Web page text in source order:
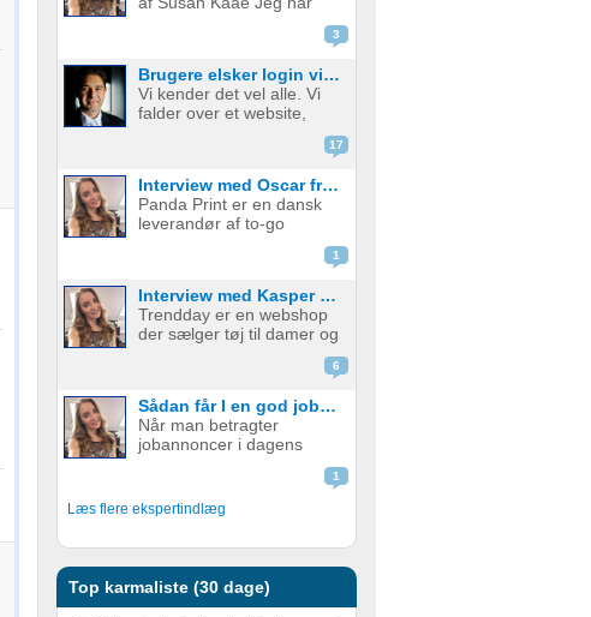
arbejdet med eCommerce
siden 2000 og med online
stillinger med titler som
Chief Product
Officer/CPO, Sales
3
Brugere elsker login via sociale medier
Vi kender det vel alle. Vi
falder over et website,
ved at være der, lige ved
at have gennemført
signup, men hvad nu? Jeg
17
Interview med Oscar fra Panda Print
Panda Print er en dansk
leverandør af to-go
emballage - med og uden
print. Firmaet startede i år
papkrus med tryk, men
har siden udvidet
sortimentet og tilbyder nu
1
Interview med Kasper fra Trendday
Trendday er en webshop
der sælger tøj til damer og
Bag Trendday er de to
unge iværksættere
Camilla og Kasper. I dette
6
Sådan får I en god jobannonce
Når man betragter
jobannoncer i dagens
personlige og faglige
kompetencer. En
ikke ualmindeligt at find...
1
Læs flere ekspertindlæg
Top karmaliste (30 dage)